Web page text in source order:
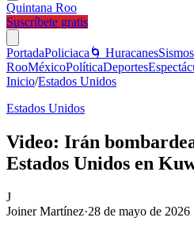
Quintana Roo
Suscríbete gratis
PortadaPoliciaca 🌀 HuracanesSismos
RooMéxicoPolíticaDeportes
Inicio/Estados Unidos
Estados Unidos
Video: Irán
Estados Unidos en
J
Joiner Martínez·28 de mayo de 2026